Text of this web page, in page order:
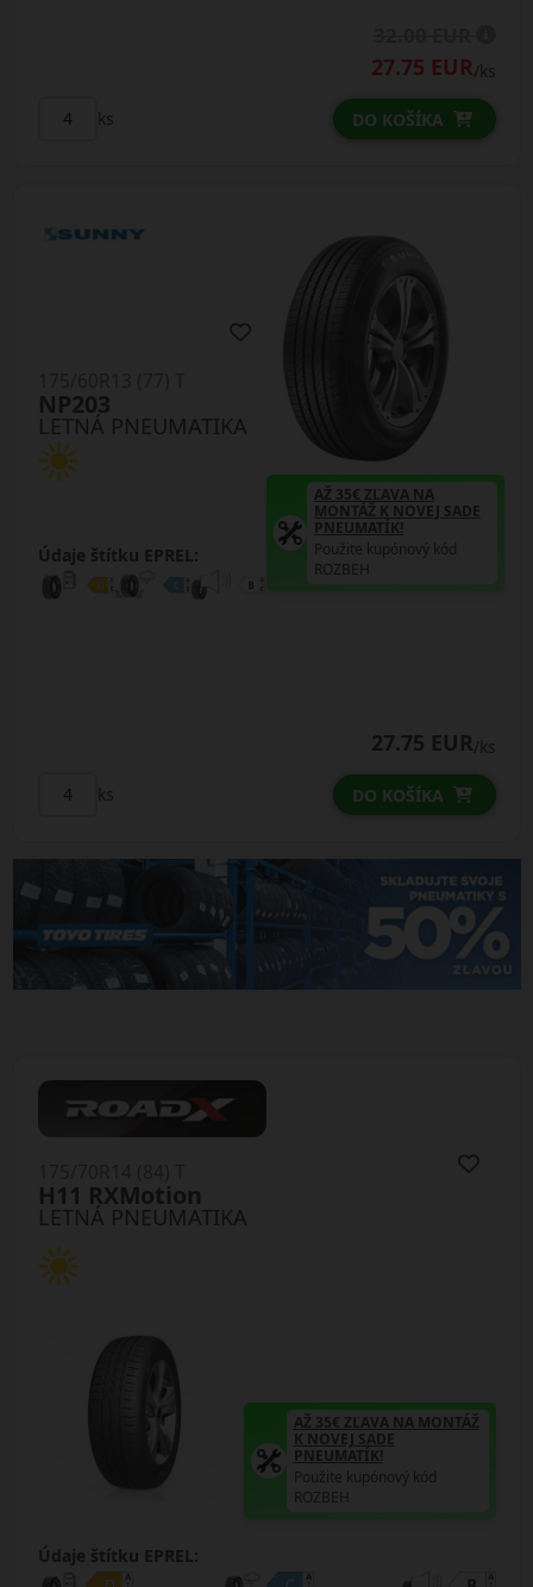
27.75 EUR/ks
ks DO KOŠÍKA
LETNÁ PNEUMATIKA
NP203
Údaje štítku EPREL:
AŽ 35€ ZĽAVA NA
MONTÁŽ K NOVEJ SADE
PNEUMATÍK!
Použite kupónový kód
ROZBEH
27.75 EUR/ks
ks DO KOŠÍKA
LETNÁ PNEUMATIKA
H11 RXMotion
AŽ 35€ ZĽAVA NA MONTÁŽ
K NOVEJ SADE
PNEUMATÍK!
Použite kupónový kód
ROZBEH
Údaje štítku EPREL: